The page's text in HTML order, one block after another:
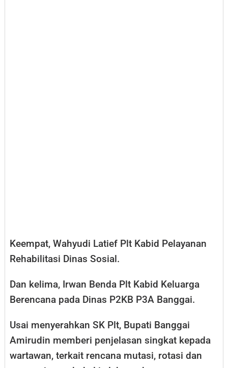
Keempat, Wahyudi Latief Plt Kabid Pelayanan
Rehabilitasi Dinas Sosial.
Dan kelima, Irwan Benda Plt Kabid Keluarga
Berencana pada Dinas P2KB P3A Banggai.
Usai menyerahkan SK Plt, Bupati Banggai
Amirudin memberi penjelasan singkat kepada
wartawan, terkait rencana mutasi, rotasi dan